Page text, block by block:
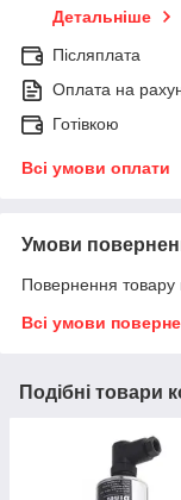
Детальніше
Післяплата
Оплата на
Готівкою
Всі умови оплати
Умови
Повернення товару
Всі умови
Подібні товари